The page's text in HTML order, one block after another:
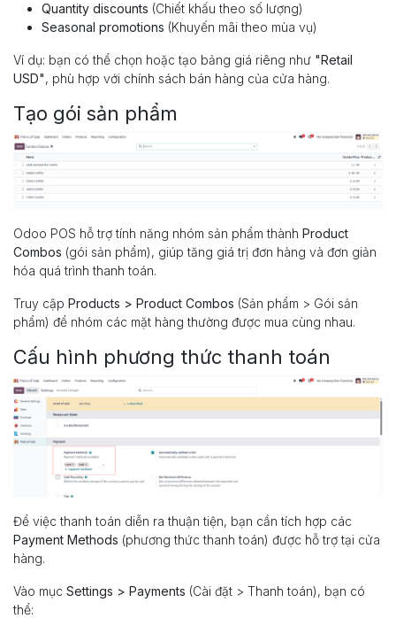
Quantity discounts (Chiết khấu theo số lượng)
Seasonal promotions (Khuyến mãi theo mùa vụ)
Ví dụ: bạn có thể chọn hoặc tạo bảng giá riêng như "Retail
USD", phù hợp với chính sách bán hàng của cửa hàng.
Tạo gói sản phẩm
Odoo POS hỗ trợ tính năng nhóm sản phẩm thành Product
Combos (gói sản phẩm), giúp tăng giá trị đơn hàng và đơn giản
hóa quá trình thanh toán.
Truy cập Products > Product Combos (Sản phẩm > Gói sản
phẩm) để nhóm các mặt hàng thường được mua cùng nhau.
Cấu hình phương thức thanh toán
Để việc thanh toán diễn ra thuận tiện, bạn cần tích hợp các
Payment Methods (phương thức thanh toán) được hỗ trợ tại cửa
hàng.
Vào mục Settings > Payments (Cài đặt > Thanh toán), bạn có
thể: